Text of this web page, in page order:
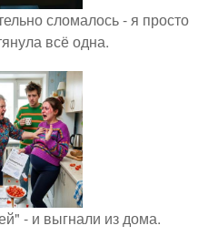
сломалось - я просто
всё одна.
- и выгнали из дома.